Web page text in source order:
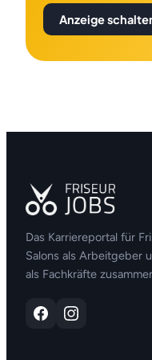
Anzeige
Das Karriereportal für
Salons als Arbeitgeber
als Fachkräfte